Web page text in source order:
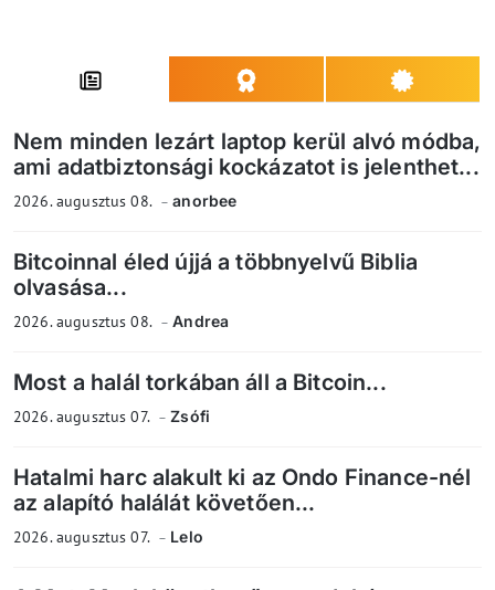
Nem minden lezárt laptop kerül alvó módba,
ami adatbiztonsági kockázatot is jelenthet...
2026. augusztus 08. anorbee
Bitcoinnal éled újjá a többnyelvű Biblia
olvasása...
2026. augusztus 08. Andrea
Most a halál torkában áll a Bitcoin...
2026. augusztus 07. Zsófi
Hatalmi harc alakult ki az Ondo Finance-nél
az alapító halálát követően...
2026. augusztus 07. Lelo